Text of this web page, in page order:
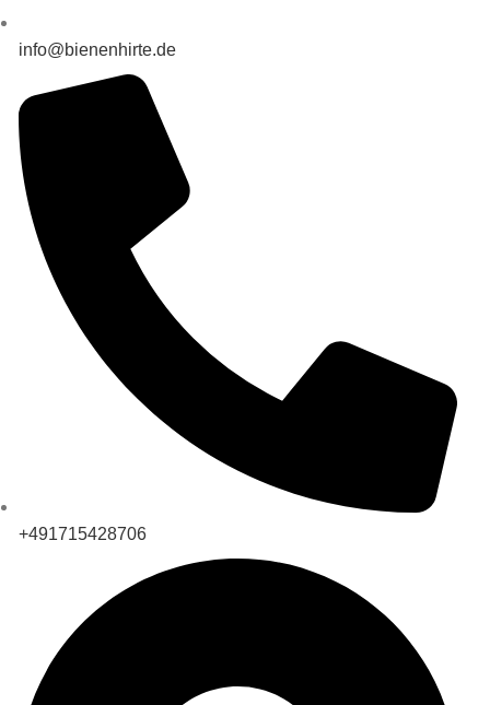
info@bienenhirte.de
+491715428706